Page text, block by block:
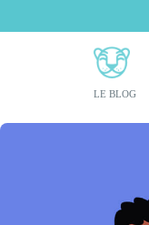
LE BLOG